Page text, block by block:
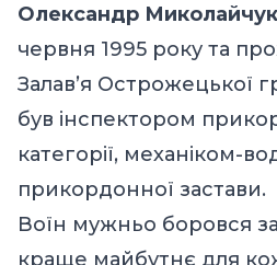
Олександр Миколайчук
червня 1995 року та
Залав’я Острожецької
був інспектором
категорії, механіком-
прикордонної застави.
Воїн мужньо боровся
краще майбутнє для